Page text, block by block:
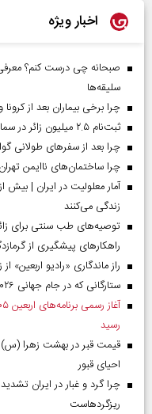
اخبار ویژه
سلیقه‌ها
چرا برخی بیماران بعد از کرونا
ثبت‌نام ۲.۵ میلیون زائر در سماح | عبور ۱.۷ میلیون نفر از مرز‌های اربعین
چرا بعد از سفرهای طولانی
چرا ساختمان‌های ناایمن
زندگی می‌کنند
توصیه‌های طب سنتی برای
راهکارهای پیشگیری از
راز ماندگاری «رادیو
ستارگانی که در جام جهانی ۲۰۲۶ بازی نکردند
رسید
احیای قبور
چرا گرد و غبار در ایران
ریزگردهاست